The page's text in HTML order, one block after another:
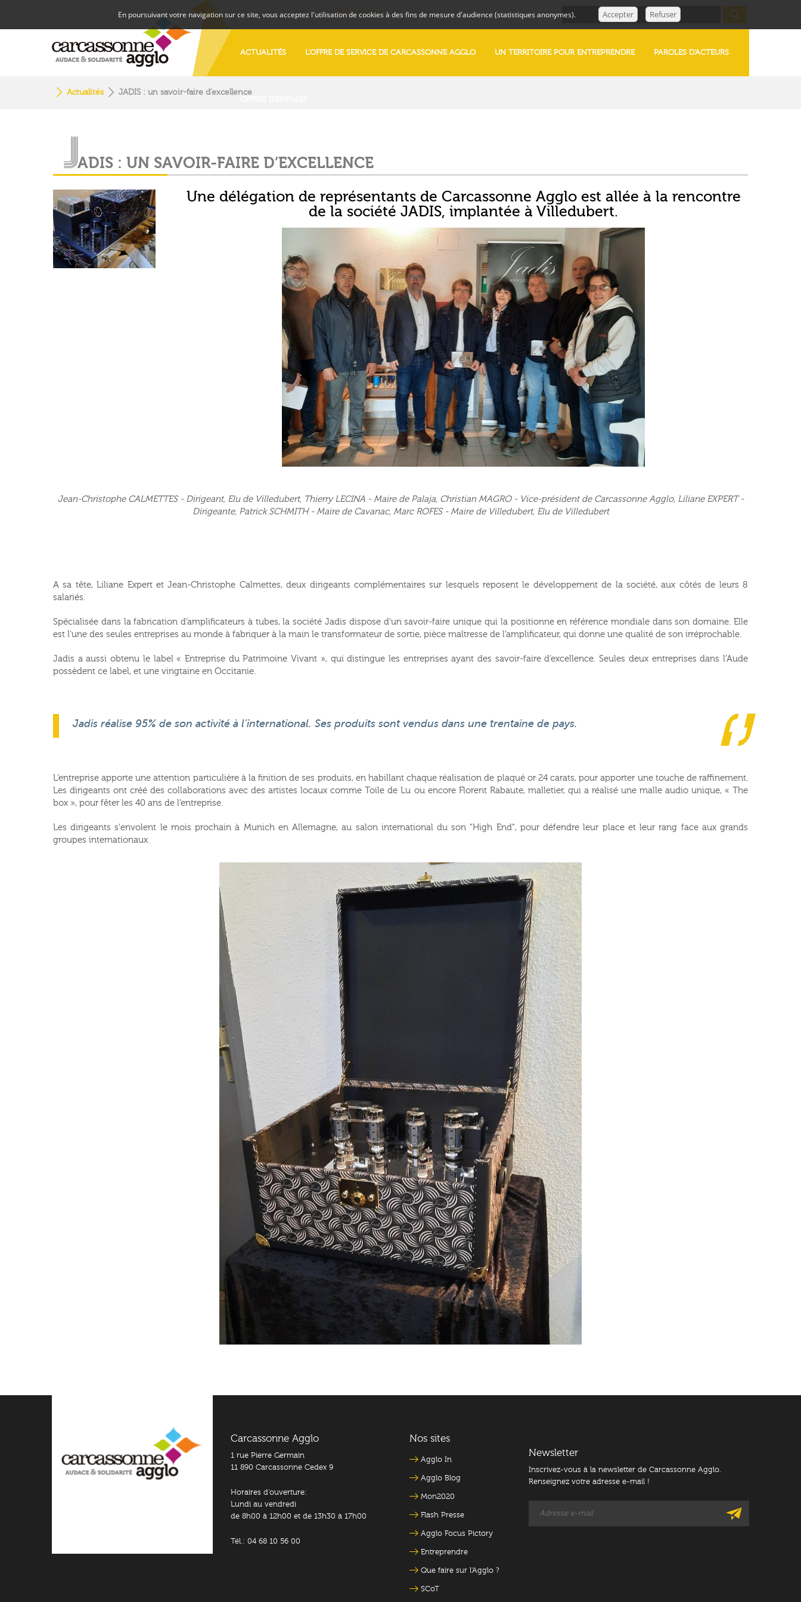
En poursuivant votre navigation sur ce site, vous acceptez l'utilisation de cookies à des fins de mesure d'audience (statistiques anonymes). Accepter Refuser
CONTACT
ACTUALITÉS L'OFFRE DE SERVICE DE CARCASSONNE AGGLO UN TERRITOIRE POUR ENTREPRENDRE PAROLES D'ACTEURS
Actualités JADIS : un savoir-faire d’excellence
JADIS : UN SAVOIR-FAIRE D’EXCELLENCE
Une délégation de représentants de Carcassonne Agglo est allée à la rencontre
de la société JADIS, implantée à Villedubert.
Jean-Christophe CALMETTES - Dirigeant, Elu de Villedubert, Thierry LECINA - Maire de Palaja, Christian MAGRO - Vice-président de Carcassonne Agglo, Liliane EXPERT -
Dirigeante, Patrick SCHMITH - Maire de Cavanac, Marc ROFES - Maire de Villedubert, Elu de Villedubert
A sa tête, Liliane Expert et Jean-Christophe Calmettes, deux dirigeants complémentaires sur lesquels reposent le développement de la société, aux côtés de leurs 8
salariés.
Spécialisée dans la fabrication d’amplificateurs à tubes, la société Jadis dispose d’un savoir-faire unique qui la positionne en référence mondiale dans son domaine. Elle
est l’une des seules entreprises au monde à fabriquer à la main le transformateur de sortie, pièce maîtresse de l’amplificateur, qui donne une qualité de son irréprochable.
Jadis a aussi obtenu le label « Entreprise du Patrimoine Vivant », qui distingue les entreprises ayant des savoir-faire d’excellence. Seules deux entreprises dans l’Aude
possèdent ce label, et une vingtaine en Occitanie.
Jadis réalise 95% de son activité à l’international. Ses produits sont vendus dans une trentaine de pays.
L’entreprise apporte une attention particulière à la finition de ses produits, en habillant chaque réalisation de plaqué or 24 carats, pour apporter une touche de raffinement.
Les dirigeants ont créé des collaborations avec des artistes locaux comme Toile de Lu ou encore Florent Rabaute, malletier, qui a réalisé une malle audio unique, « The
box », pour fêter les 40 ans de l’entreprise.
Les dirigeants s'envolent le mois prochain à Munich en Allemagne, au salon international du son "High End", pour défendre leur place et leur rang face aux grands
groupes internationaux.
Carcassonne Agglo
1 rue Pierre Germain
11 890 Carcassonne Cedex 9
Horaires d’ouverture:
Lundi au vendredi
de 8h00 à 12h00 et de 13h30 à 17h00
Tél.: 04 68 10 56 00
Nos sites
Agglo In
Agglo Blog
Mon2020
Flash Presse
Agglo Focus Pictory
Entreprendre
Que faire sur l'Agglo ?
SCoT
Newsletter
Inscrivez-vous à la newsletter de Carcassonne Agglo.
Renseignez votre adresse e-mail !